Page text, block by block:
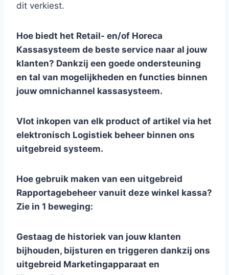
dit verkiest.
Hoe biedt het Retail- en/of Horeca
Kassasysteem de beste service naar al jouw
klanten? Dankzij een goede ondersteuning
en tal van mogelijkheden en functies binnen
jouw omnichannel kassasysteem.
Vlot inkopen van elk product of artikel via het
elektronisch Logistiek beheer binnen ons
uitgebreid systeem.
Hoe gebruik maken van een uitgebreid
Rapportagebeheer vanuit deze winkel kassa?
Zie in 1 beweging:
Gestaag de historiek van jouw klanten
bijhouden, bijsturen en triggeren dankzij ons
uitgebreid Marketingapparaat en